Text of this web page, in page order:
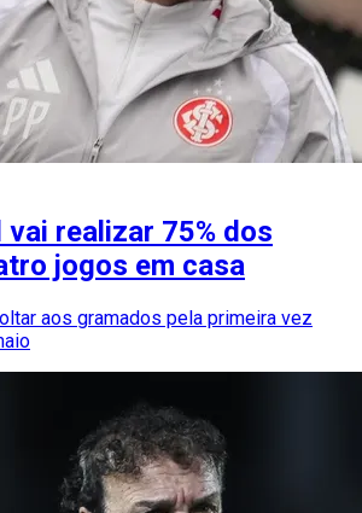
realizar 75% dos
jogos em casa
aos gramados pela primeira vez